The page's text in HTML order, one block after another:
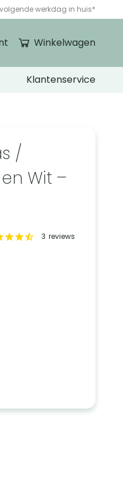
werkdag in huis*
Winkelwagen
Klantenservice
/
Wit –
3 reviews